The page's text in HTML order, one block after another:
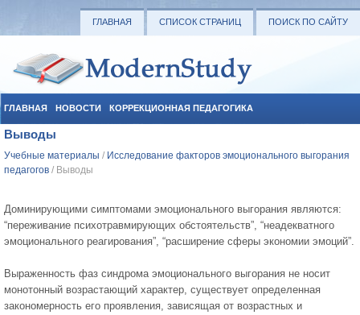
ГЛАВНАЯ СПИСОК СТРАНИЦ ПОИСК ПО САЙТУ
ГЛАВНАЯ НОВОСТИ КОРРЕКЦИОННАЯ ПЕДАГОГИКА
СОЦИАЛЬНАЯ ПЕДАГОГИКА
Выводы
Учебные материалы / Исследование факторов эмоционального выгорания
педагогов / Выводы
Доминирующими симптомами эмоционального выгорания являются:
“переживание психотравмирующих обстоятельств”, “неадекватного
эмоционального реагирования”, “расширение сферы экономии эмоций”.
Выраженность фаз синдрома эмоционального выгорания не носит
монотонный возрастающий характер, существует определенная
закономерность его проявления, зависящая от возрастных и